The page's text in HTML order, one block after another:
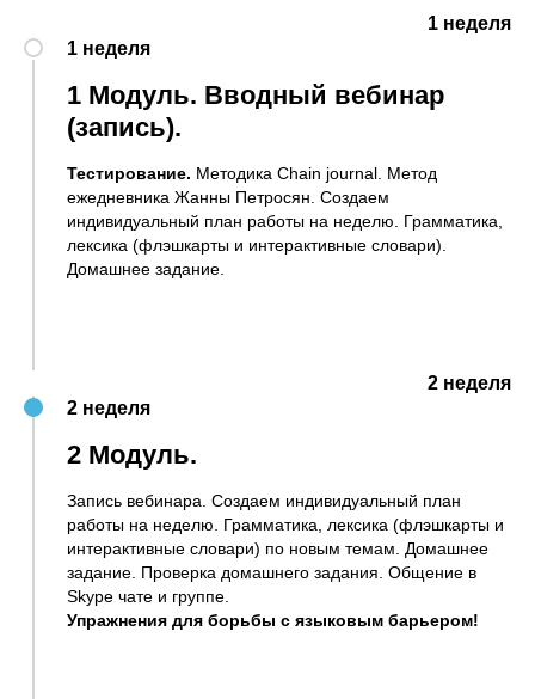
1 неделя
1 неделя
1 Модуль. Вводный вебинар
(запись).
Тестирование. Методика Chain journal. Метод
ежедневника Жанны Петросян. Создаем
индивидуальный план работы на неделю. Грамматика,
лексика (флэшкарты и интерактивные словари).
Домашнее задание.
2 неделя
2 неделя
2 Модуль.
Запись вебинара. Создаем индивидуальный план
работы на неделю. Грамматика, лексика (флэшкарты и
интерактивные словари) по новым темам. Домашнее
задание. Проверка домашнего задания. Общение в
Skype чате и группе.
Упражнения для борьбы с языковым барьером!